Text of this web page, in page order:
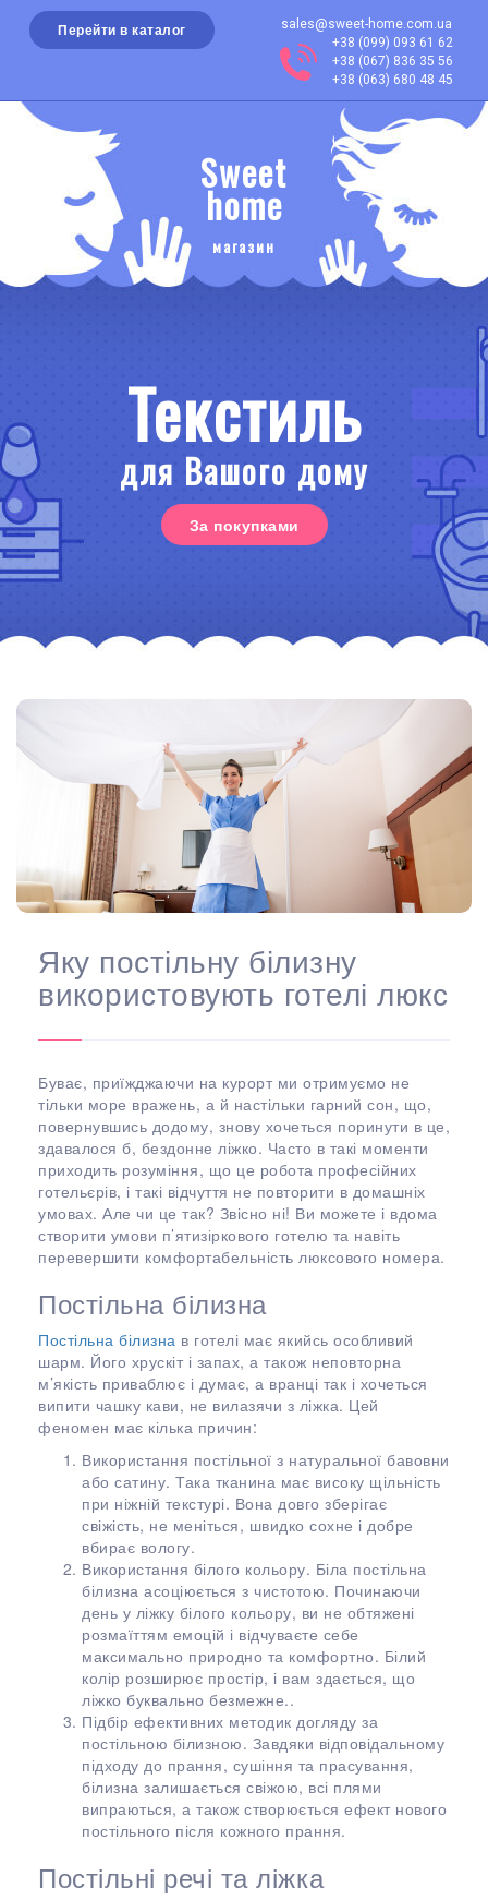
Перейти в каталог
sales@sweet-home.com.ua
+38 (099) 093 61 62
+38 (067) 836 35 56
+38 (063) 680 48 45
Sweet
home
магазин
Текстиль
для Вашого дому
За покупками
Яку постільну білизну
використовують готелі люкс
Буває, приїжджаючи на курорт ми отримуємо не
тільки море вражень, а й настільки гарний сон, що,
повернувшись додому, знову хочеться поринути в це,
здавалося б, бездонне ліжко. Часто в такі моменти
приходить розуміння, що це робота професійних
готельєрів, і такі відчуття не повторити в домашніх
умовах. Але чи це так? Звісно ні! Ви можете і вдома
створити умови п’ятизіркового готелю та навіть
перевершити комфортабельність люксового номера.
Постільна білизна
Постільна білизна в готелі має якийсь особливий
шарм. Його хрускіт і запах, а також неповторна
м’якість приваблює і думає, а вранці так і хочеться
випити чашку кави, не вилазячи з ліжка. Цей
феномен має кілька причин:
Використання постільної з натуральної бавовни
або сатину. Така тканина має високу щільність
при ніжній текстурі. Вона довго зберігає
свіжість, не меніться, швидко сохне і добре
вбирає вологу.
Використання білого кольору. Біла постільна
білизна асоціюється з чистотою. Починаючи
день у ліжку білого кольору, ви не обтяжені
розмаїттям емоцій і відчуваєте себе
максимально природно та комфортно. Білий
колір розширює простір, і вам здається, що
ліжко буквально безмежне..
Підбір ефективних методик догляду за
постільною білизною. Завдяки відповідальному
підходу до прання, сушіння та прасування,
білизна залишається свіжою, всі плями
випраються, а також створюється ефект нового
постільного після кожного прання.
Постільні речі та ліжка